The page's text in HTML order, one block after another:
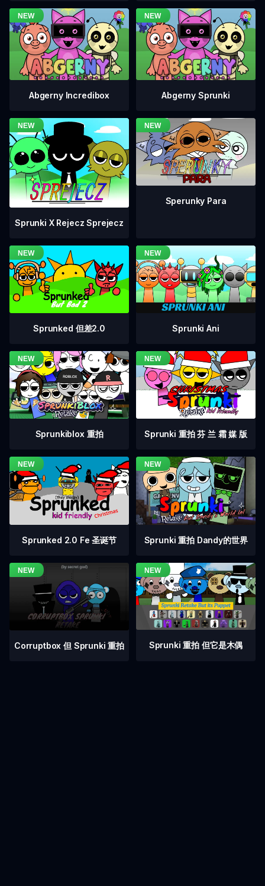
Abgerny Incredibox Abgerny Sprunki
Sprunki X Rejecz Sprejecz
Sperunky Para
Sprunked 但差2.0 Sprunki Ani
Sprunkiblox 重拍 Sprunki 重拍 芬 兰 霜 媒 版
Sprunked 2.0 Fe 圣诞节 Sprunki 重拍 Dandy的世界
Corruptbox 但 Sprunki 重拍 Sprunki 重拍 但它是木偶